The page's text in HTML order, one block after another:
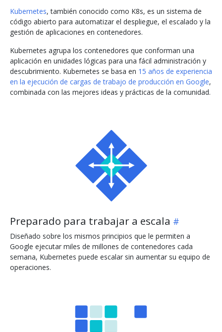
Kubernetes, también conocido como K8s, es un sistema de
código abierto para automatizar el despliegue, el escalado y la
gestión de aplicaciones en contenedores.
Kubernetes agrupa los contenedores que conforman una
aplicación en unidades lógicas para una fácil administración y
descubrimiento. Kubernetes se basa en 15 años de experiencia
en la ejecución de cargas de trabajo de producción en Google,
combinada con las mejores ideas y prácticas de la comunidad.
Preparado para trabajar a escala
Diseñado sobre los mismos principios que le permiten a
Google ejecutar miles de millones de contenedores cada
semana, Kubernetes puede escalar sin aumentar su equipo de
operaciones.